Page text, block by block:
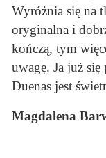
Wyróżnia się na
oryginalna i
kończą, tym
uwagę. Ja już się
Duenas jest
Magdalena